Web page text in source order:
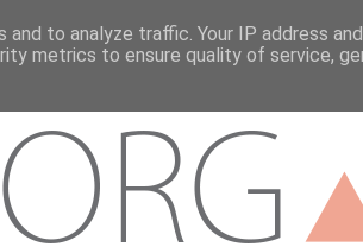
to analyze traffic. Your IP address
metrics to ensure quality of service,